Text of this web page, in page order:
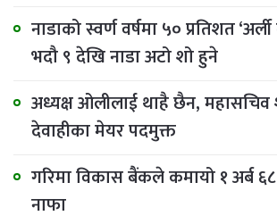
नाडाको स्वर्ण वर्षमा ५० प्रतिशत
भदौ ९ देखि नाडा अटो शो हुने
अध्यक्ष ओलीलाई थाहै छैन,
देवाहीका मेयर पदमुक्त
गरिमा विकास बैंकले कमायो १ अर्ब
नाफा